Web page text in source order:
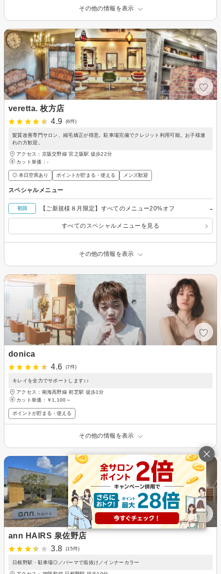
その他の情報を表示
veretta. 枚方店
4.9
(6件)
髪質改善専門サロン、縮毛矯正が得意。駐車場完備でクレジット利用可能。お子様連
れの方歓迎。
アクセス：京阪交野線 宮之阪駅 徒歩22分
カット単価： -
◎ 本日空席あり ポイントが貯まる・使える メンズ歓迎
スペシャルメニュー
初回 【ご新規様８月限定】すべてのメニュー20%オフ -
すべてのスペシャルメニューを見る
その他の情報を表示
donica
4.6
(7件)
キレイを全力でサポートします♪♪
アクセス：南海高野線 初芝駅 徒歩1分
カット単価： ￥1,100～
ポイントが貯まる・使える
その他の情報を表示
ann HAIRS 泉佐野店
3.8
(15件)
日根野駅・駐車場◎／パーマで垢抜け／インナーカラー